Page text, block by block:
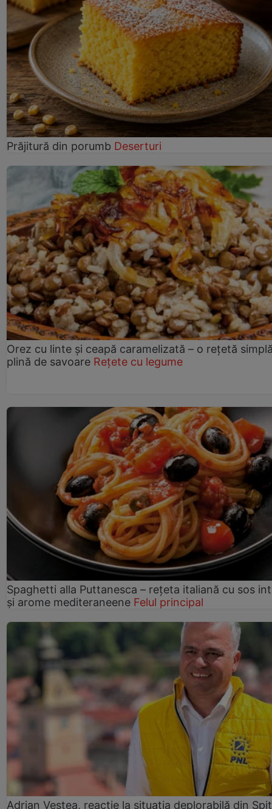
Prăjitură din porumb Deserturi
Orez cu linte și ceapă caramelizată – o rețetă
plină de savoare Rețete cu legume
Spaghetti alla Puttanesca – rețeta italiană cu sos
și arome mediteraneene Felul principal
Adrian Veștea, reacție la situația deplorabilă din